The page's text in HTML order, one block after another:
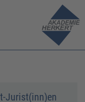
Jurist(inn)en